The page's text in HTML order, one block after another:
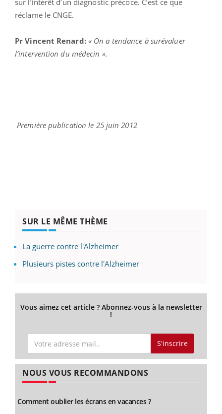
sur l’intérêt d’un diagnostic précoce. C’est ce que
réclame le CNGE.
Pr Vincent Renard: « On a tendance à surévaluer
l’intervention du médecin ».
Première publication le 25 juin 2012
SUR LE MÊME THÈME
La guerre contre l'Alzheimer
Plusieurs pistes contre l'Alzheimer
Vous aimez cet article ? Abonnez-vous à la newsletter
!
S'inscrire
NOUS VOUS RECOMMANDONS
Comment oublier les écrans en vacances ?